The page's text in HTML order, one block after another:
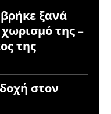
ξανά
της –
της
στον